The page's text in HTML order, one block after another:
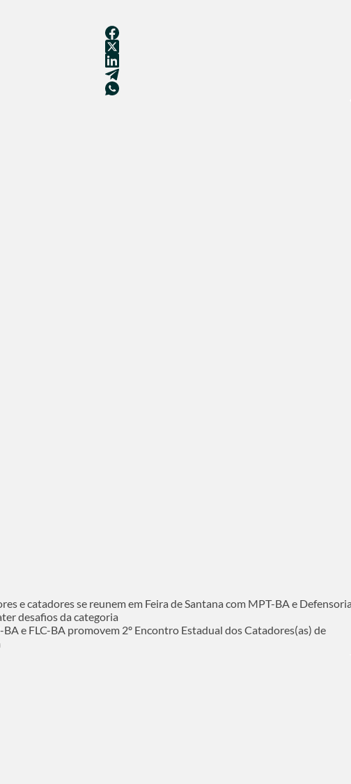
e catadores se reunem em Feira de Santana com MPT-BA e Defensoria
desafios da categoria
e FLC-BA promovem 2º Encontro Estadual dos Catadores(as) de